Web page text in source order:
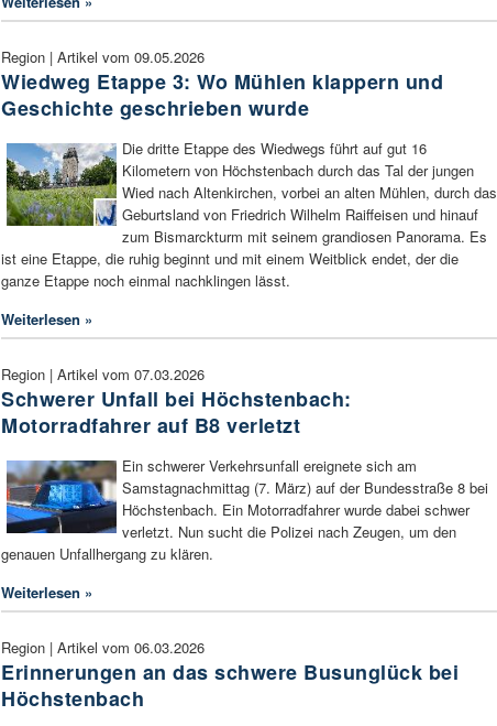
Region | Artikel vom 09.05.2026
Wiedweg Etappe 3: Wo Mühlen klappern und
Geschichte geschrieben wurde
Die dritte Etappe des Wiedwegs führt auf gut 16
Kilometern von Höchstenbach durch das Tal der jungen
Wied nach Altenkirchen, vorbei an alten Mühlen, durch das
Geburtsland von Friedrich Wilhelm Raiffeisen und hinauf
zum Bismarckturm mit seinem grandiosen Panorama. Es
ist eine Etappe, die ruhig beginnt und mit einem Weitblick endet, der die
ganze Etappe noch einmal nachklingen lässt.
Weiterlesen »
Region | Artikel vom 07.03.2026
Schwerer Unfall bei Höchstenbach:
Motorradfahrer auf B8 verletzt
Ein schwerer Verkehrsunfall ereignete sich am
Samstagnachmittag (7. März) auf der Bundesstraße 8 bei
Höchstenbach. Ein Motorradfahrer wurde dabei schwer
verletzt. Nun sucht die Polizei nach Zeugen, um den
genauen Unfallhergang zu klären.
Weiterlesen »
Region | Artikel vom 06.03.2026
Erinnerungen an das schwere Busunglück bei
Höchstenbach